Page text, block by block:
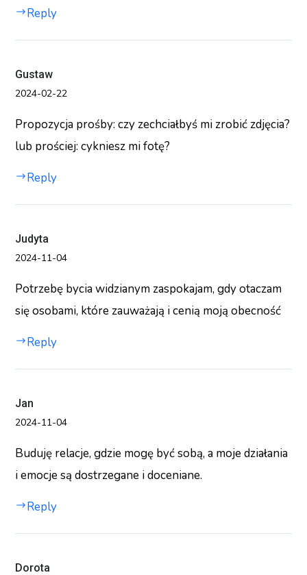
Reply
Gustaw
2024-02-22
Propozycja prośby: czy zechciałbyś mi zrobić zdjęcia?
lub prościej: cykniesz mi fotę?
Reply
Judyta
2024-11-04
Potrzebę bycia widzianym zaspokajam, gdy otaczam
się osobami, które zauważają i cenią moją obecność
Reply
Jan
2024-11-04
Buduję relacje, gdzie mogę być sobą, a moje działania
i emocje są dostrzegane i doceniane.
Reply
Dorota